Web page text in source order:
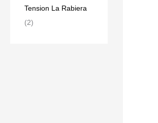
Tension La Rabiera
(2)